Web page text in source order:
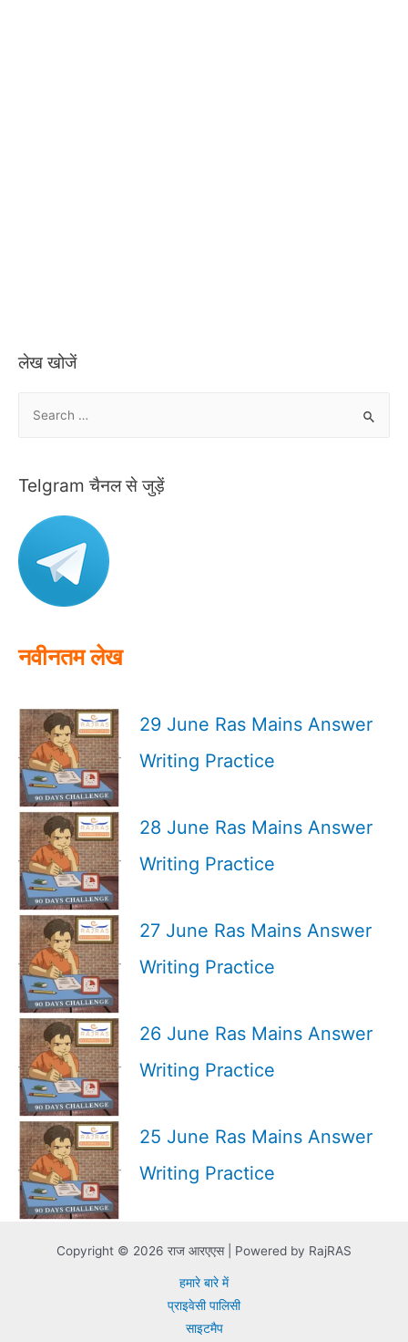
लेख खोजें
r
f
o
Telgram चैनल से जुड़ें
नवीनतम लेख
29 June Ras Mains Answer
Writing Practice
28 June Ras Mains Answer
Writing Practice
27 June Ras Mains Answer
Writing Practice
26 June Ras Mains Answer
Writing Practice
25 June Ras Mains Answer
Writing Practice
Copyright © 2026 राज आरएएस | Powered by RajRAS
हमारे बारे में
प्राइवेसी पालिसी
साइटमैप